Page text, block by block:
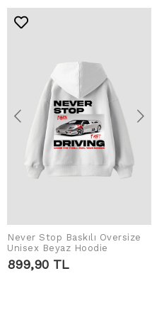
اضف الى سلة التسوق
Never Stop Baskılı Oversize
Unisex Beyaz Hoodie
899,90 TL